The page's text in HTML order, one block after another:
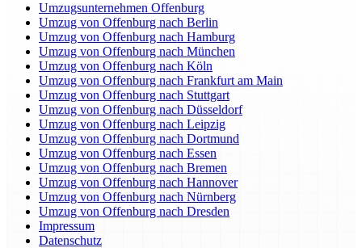
Umzugsunternehmen Offenburg
Umzug von Offenburg nach Berlin
Umzug von Offenburg nach Hamburg
Umzug von Offenburg nach München
Umzug von Offenburg nach Köln
Umzug von Offenburg nach Frankfurt am Main
Umzug von Offenburg nach Stuttgart
Umzug von Offenburg nach Düsseldorf
Umzug von Offenburg nach Leipzig
Umzug von Offenburg nach Dortmund
Umzug von Offenburg nach Essen
Umzug von Offenburg nach Bremen
Umzug von Offenburg nach Hannover
Umzug von Offenburg nach Nürnberg
Umzug von Offenburg nach Dresden
Impressum
Datenschutz